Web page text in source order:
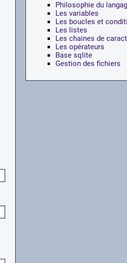
Philosophie du
Les variables
Les boucles et
Les listes
Les chaines de
Les opérateurs
Base sqlite
Gestion des fichiers